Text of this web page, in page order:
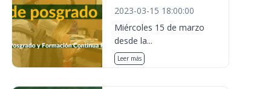
2023-03-15 18:00:00
Miércoles 15 de marzo
desde la...
Leer más